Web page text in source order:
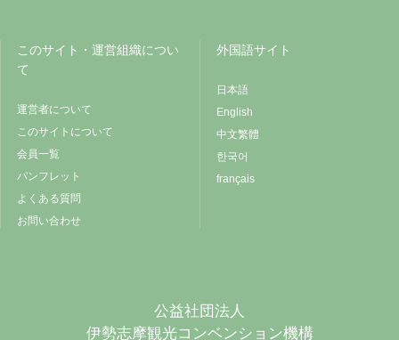
このサイト・運営組織につい
て
運営者について
このサイトについて
会員一覧
パンフレット
よくある質問
お問い合わせ
外国語サイト
日本語
English
中文繁體
한국어
français
公益社団法人
伊勢志摩観光コンベンション機構